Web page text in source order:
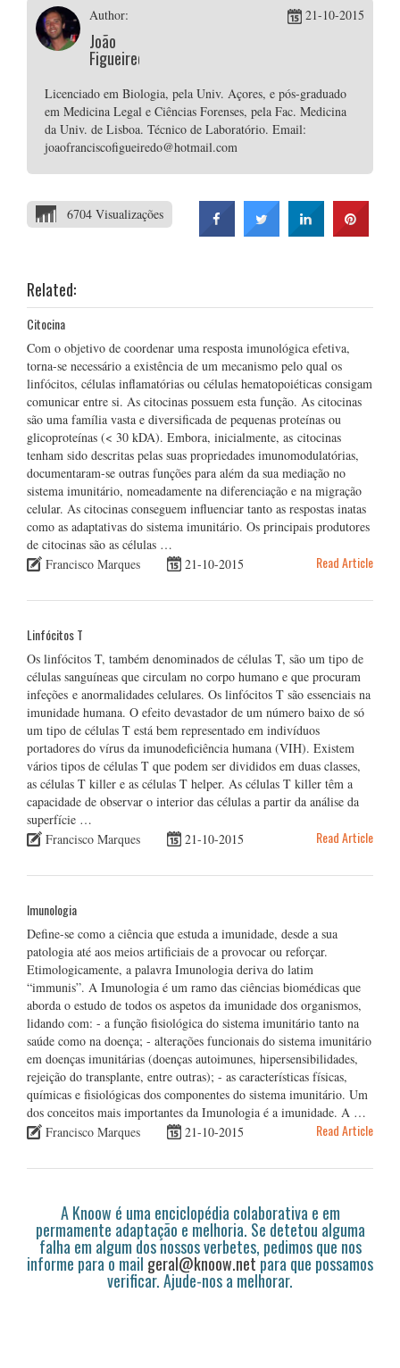
Author:
João
Figueiredo
21-10-2015
Licenciado em Biologia, pela Univ. Açores, e pós-graduado
em Medicina Legal e Ciências Forenses, pela Fac. Medicina
da Univ. de Lisboa. Técnico de Laboratório. Email:
joaofranciscofigueiredo@hotmail.com
6704 Visualizações
Related:
Citocina
Com o objetivo de coordenar uma resposta imunológica efetiva,
torna-se necessário a existência de um mecanismo pelo qual os
linfócitos, células inflamatórias ou células hematopoiéticas consigam
comunicar entre si. As citocinas possuem esta função. As citocinas
são uma família vasta e diversificada de pequenas proteínas ou
glicoproteínas (< 30 kDA). Embora, inicialmente, as citocinas
tenham sido descritas pelas suas propriedades imunomodulatórias,
documentaram-se outras funções para além da sua mediação no
sistema imunitário, nomeadamente na diferenciação e na migração
celular. As citocinas conseguem influenciar tanto as respostas inatas
como as adaptativas do sistema imunitário. Os principais produtores
de citocinas são as células …
Francisco Marques
21-10-2015 Read Article
Linfócitos T
Os linfócitos T, também denominados de células T, são um tipo de
células sanguíneas que circulam no corpo humano e que procuram
infeções e anormalidades celulares. Os linfócitos T são essenciais na
imunidade humana. O efeito devastador de um número baixo de só
um tipo de células T está bem representado em indivíduos
portadores do vírus da imunodeficiência humana (VIH). Existem
vários tipos de células T que podem ser divididos em duas classes,
as células T killer e as células T helper. As células T killer têm a
capacidade de observar o interior das células a partir da análise da
superfície …
Francisco Marques
21-10-2015 Read Article
Imunologia
Define-se como a ciência que estuda a imunidade, desde a sua
patologia até aos meios artificiais de a provocar ou reforçar.
Etimologicamente, a palavra Imunologia deriva do latim
“immunis”. A Imunologia é um ramo das ciências biomédicas que
aborda o estudo de todos os aspetos da imunidade dos organismos,
lidando com: - a função fisiológica do sistema imunitário tanto na
saúde como na doença; - alterações funcionais do sistema imunitário
em doenças imunitárias (doenças autoimunes, hipersensibilidades,
rejeição do transplante, entre outras); - as características físicas,
químicas e fisiológicas dos componentes do sistema imunitário. Um
dos conceitos mais importantes da Imunologia é a imunidade. A …
Francisco Marques
21-10-2015 Read Article
A Knoow é uma enciclopédia colaborativa e em
permamente adaptação e melhoria. Se detetou alguma
falha em algum dos nossos verbetes, pedimos que nos
informe para o mail geral@knoow.netpara que possamos
verificar. Ajude-nos a melhorar.